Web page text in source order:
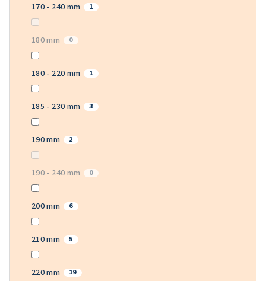
170 - 240 mm 1
180 mm 0
180 - 220 mm 1
185 - 230 mm 3
190 mm 2
190 - 240 mm 0
200 mm 6
210 mm 5
220 mm 19